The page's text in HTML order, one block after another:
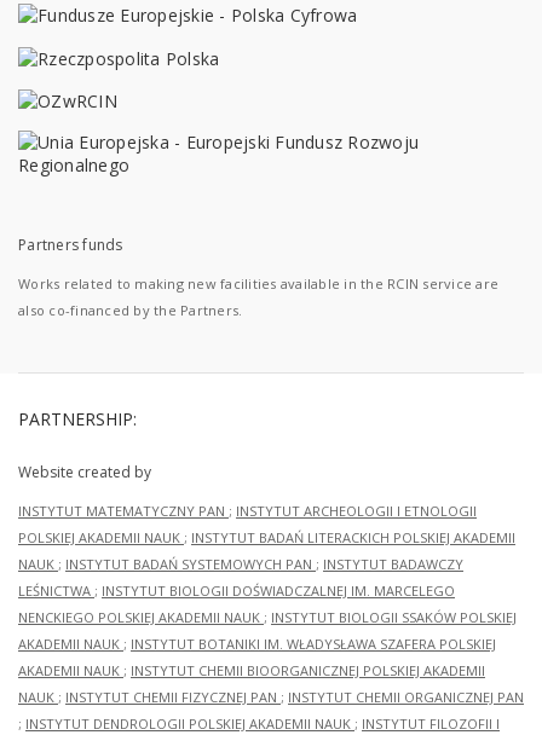
Partners funds
Works related to making new facilities available in the RCIN service are
also co-financed by the Partners.
PARTNERSHIP:
Website created by
INSTYTUT MATEMATYCZNY PAN ; INSTYTUT ARCHEOLOGII I ETNOLOGII
POLSKIEJ AKADEMII NAUK ; INSTYTUT BADAŃ LITERACKICH POLSKIEJ AKADEMII
NAUK ; INSTYTUT BADAŃ SYSTEMOWYCH PAN ; INSTYTUT BADAWCZY
LEŚNICTWA ; INSTYTUT BIOLOGII DOŚWIADCZALNEJ IM. MARCELEGO
NENCKIEGO POLSKIEJ AKADEMII NAUK ; INSTYTUT BIOLOGII SSAKÓW POLSKIEJ
AKADEMII NAUK ; INSTYTUT BOTANIKI IM. WŁADYSŁAWA SZAFERA POLSKIEJ
AKADEMII NAUK ; INSTYTUT CHEMII BIOORGANICZNEJ POLSKIEJ AKADEMII
NAUK ; INSTYTUT CHEMII FIZYCZNEJ PAN ; INSTYTUT CHEMII ORGANICZNEJ PAN
; INSTYTUT DENDROLOGII POLSKIEJ AKADEMII NAUK ; INSTYTUT FILOZOFII I